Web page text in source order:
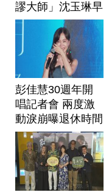
謬大師」沈玉琳早
安排身後事
彭佳慧30週年開
唱記者會 兩度激
動淚崩曝退休時間